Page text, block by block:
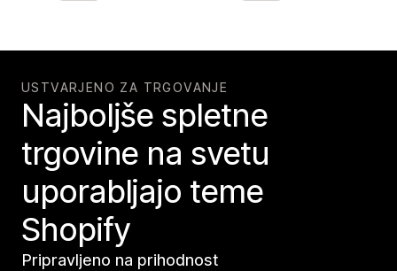
USTVARJENO ZA TRGOVANJE
Najboljše spletne
trgovine na svetu
uporabljajo teme
Shopify
Pripravljeno na prihodnost